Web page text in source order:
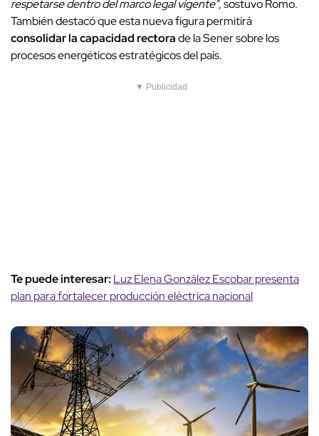
respetarse dentro del marco legal vigente",sostuvo Romo.
También destacó que esta nueva figura permitirá
consolidar la capacidad rectorade la Sener sobre los
procesos energéticos estratégicos del país.
▼ Publicidad
Te puede interesar: Luz Elena González Escobar presenta
plan para fortalecer producción eléctrica nacional